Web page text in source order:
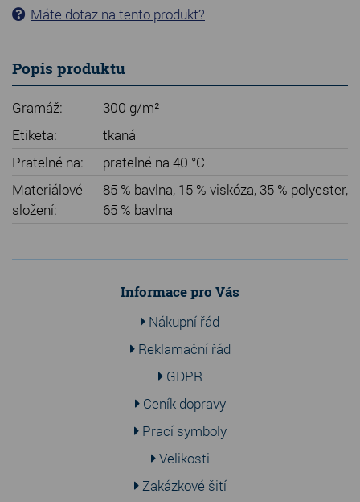
Máte dotaz na tento produkt?
Popis produktu
Gramáž:
300 g/m²
Etiketa:
tkaná
Pratelné na:
pratelné na 40 °C
Materiálové
složení:
85 % bavlna, 15 % viskóza, 35 % polyester,
65 % bavlna
Informace pro Vás
Nákupní řád
Reklamační řád
GDPR
Ceník dopravy
Prací symboly
Velikosti
Zakázkové šití